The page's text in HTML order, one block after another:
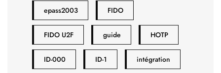
epass2003 FIDO
FIDO U2F guide HOTP
ID-000 ID-1 intégration